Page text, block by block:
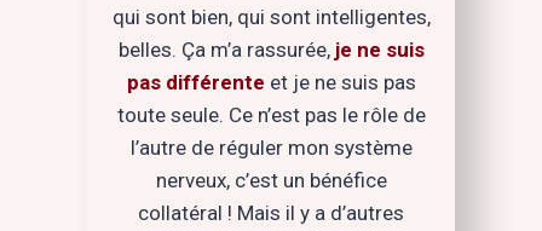
qui sont bien, qui sont intelligentes,
belles. Ça m’a rassurée, je ne suis
pas différente et je ne suis pas
toute seule. Ce n’est pas le rôle de
l’autre de réguler mon système
nerveux, c’est un bénéfice
collatéral ! Mais il y a d’autres